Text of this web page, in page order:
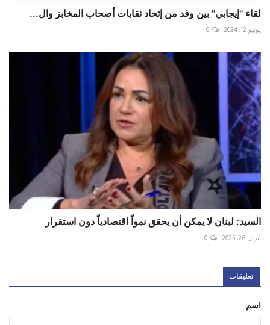
لقاء "إيجابي" بين وفد من إتحاد نقابات أصحاب المخابز وال...
يونيو 12, 2024 0
السيد: لبنان لا يمكن أن يحقق نمواً اقتصادياً دون استقرار
أبريل 26, 2025 0
تعليقات
اسم